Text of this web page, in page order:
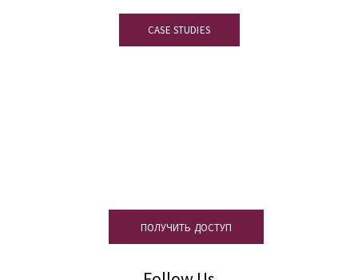
CASE STUDIES
ПОЛУЧИТЬ ДОСТУП